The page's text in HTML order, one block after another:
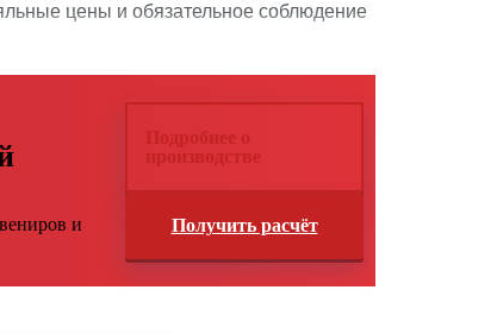
цены и обязательное соблюдение
и
Подробнее о
производстве
Получить расчёт